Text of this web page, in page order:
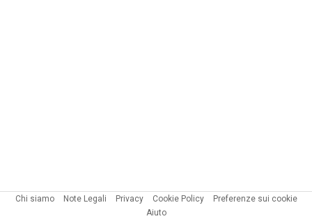
Chi siamo Note Legali Privacy Cookie Policy
Preferenze sui cookie
Aiuto